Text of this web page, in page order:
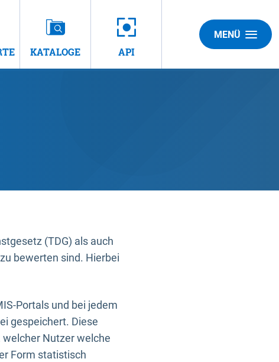
KATALOGE API
MENÜ
(TDG) als auch
bewerten sind. Hierbei
Portals und bei jedem
gespeichert. Diese
Nutzer welche
Form statistisch